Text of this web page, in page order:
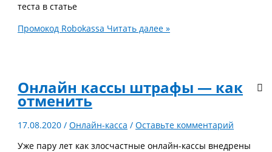
теста в статье
Промокод Robokassa Читать далее »
Онлайн кассы штрафы — как
отменить
17.08.2020/Онлайн-касса /Оставьте комментарий
Уже пару лет как злосчастные онлайн-кассы внедрены